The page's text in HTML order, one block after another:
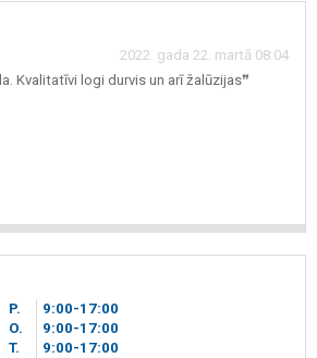
2022. gada 22. martā 08:04
Kvalitatīvi logi durvis un arī žalūzijas❞
P. 9 00-17 00
O.
9 00-17 00
T.
9 00-17 00